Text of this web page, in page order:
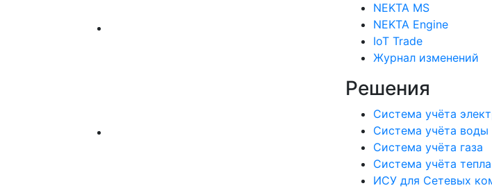
NEKTA MS
NEKTA Engine
IoT Trade
Журнал изменений
Решения
Система учёта
Система учёта воды
Система учёта газа
Система учёта тепла
ИСУ для Сетевых